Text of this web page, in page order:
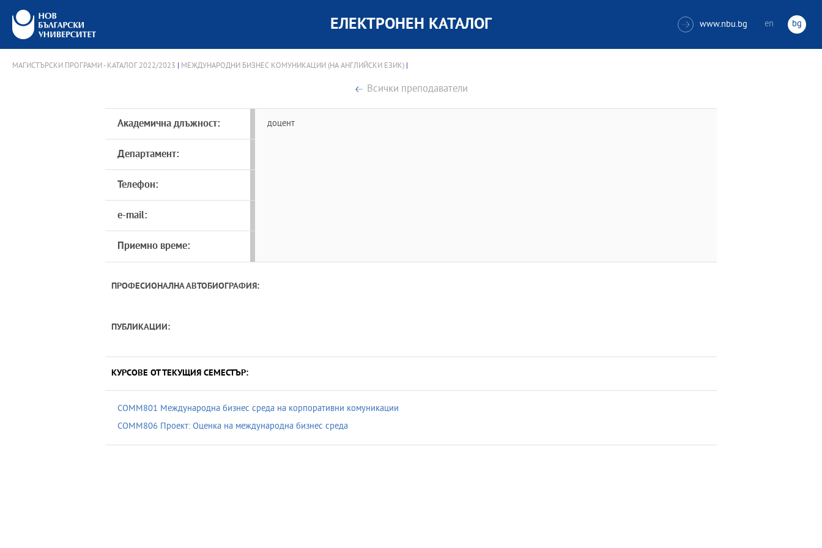
ЕЛЕКТРОНЕН КАТАЛОГ  www.nbu.bg en bg
МАГИСТЪРСКИ ПРОГРАМИ - КАТАЛОГ 2022/2023 МЕЖДУНАРОДНИ БИЗНЕС КОМУНИКАЦИИ (НА АНГЛИЙСКИ ЕЗИК)
Всички преподаватели
Академична длъжност: доцент
Департамент:
Телефон:
e-mail:
Приемно време:
ПРОФЕСИОНАЛНА АВТОБИОГРАФИЯ:
ПУБЛИКАЦИИ:
КУРСОВЕ ОТ ТЕКУЩИЯ СЕМЕСТЪР:
COMM801 Meждународна бизнес среда на корпоративни комуникации
COMM806 Проект: Оценка на международна бизнес среда